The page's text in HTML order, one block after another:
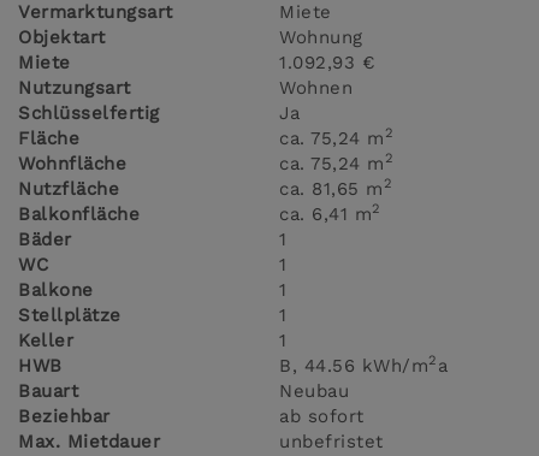
Vermarktungsart
Miete
Objektart
Wohnung
Miete
1.092,93 €
Nutzungsart
Wohnen
Schlüsselfertig
Ja
Fläche
ca. 75,24 m 2
Wohnfläche ca. 75,24 m 2
Nutzfläche ca. 81,65 m 2
Balkonfläche ca. 6,41 m2
Bäder
1
WC
1
Balkone
1
Stellplätze
1
Keller
1
HWB
B, 44.56 kWh/m2 a
Bauart
Neubau
Beziehbar
ab sofort
Max. Mietdauer
unbefristet